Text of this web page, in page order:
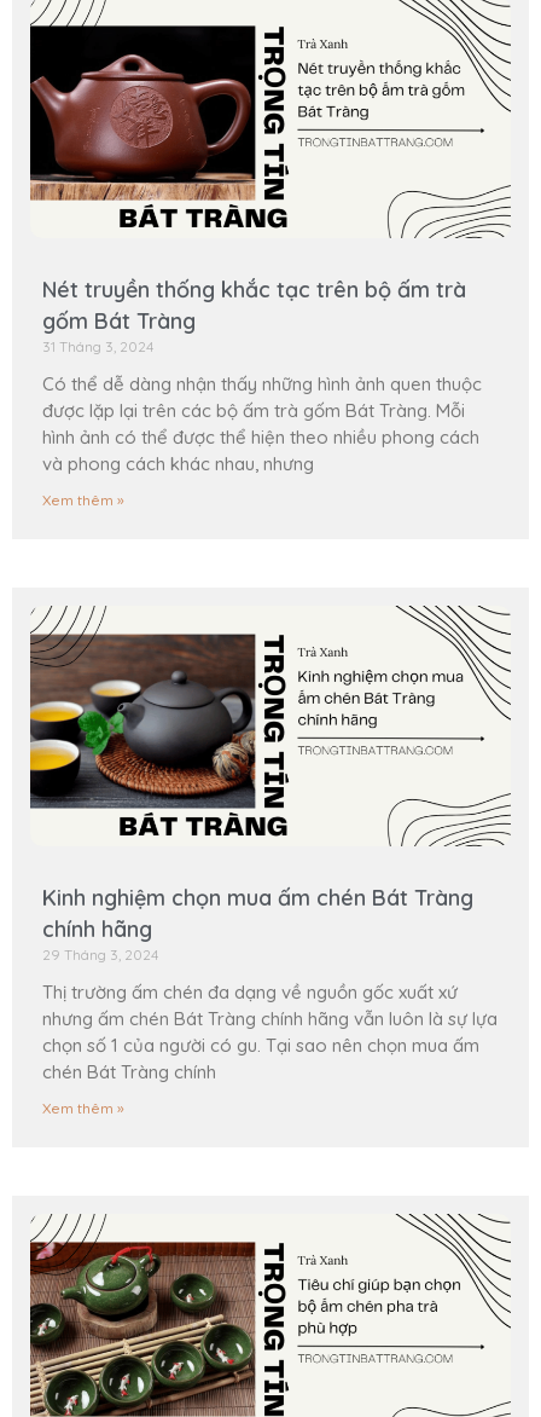
Nét truyền thống khắc tạc trên bộ ấm trà
gốm Bát Tràng
31 Tháng 3, 2024
Có thể dễ dàng nhận thấy những hình ảnh quen thuộc
được lặp lại trên các bộ ấm trà gốm Bát Tràng. Mỗi
hình ảnh có thể được thể hiện theo nhiều phong cách
và phong cách khác nhau, nhưng
Xem thêm »
Kinh nghiệm chọn mua ấm chén Bát Tràng
chính hãng
29 Tháng 3, 2024
Thị trường ấm chén đa dạng về nguồn gốc xuất xứ
nhưng ấm chén Bát Tràng chính hãng vẫn luôn là sự lựa
chọn số 1 của người có gu. Tại sao nên chọn mua ấm
chén Bát Tràng chính
Xem thêm »